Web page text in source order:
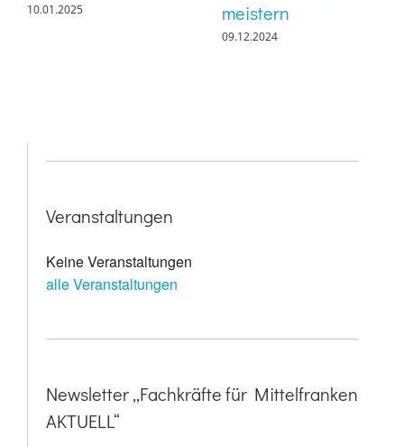
10.01.2025
meistern
09.12.2024
Veranstaltungen
Keine Veranstaltungen
alle Veranstaltungen
Newsletter „Fachkräfte für Mittelfranken
AKTUELL“